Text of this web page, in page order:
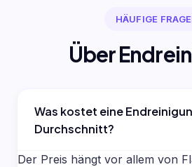
HÄUFIGE
Über
Was kostet eine
Durchschnitt?
Der Preis hängt vor allem von